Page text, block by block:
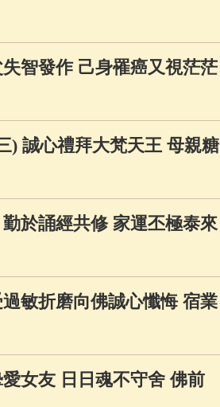
智發作 己身罹癌又視茫茫
) 誠心禮拜大梵天王 母親糖
於誦經共修 家運丕極泰來
敏折磨向佛誠心懺悔 宿業
女友 日日魂不守舍 佛前